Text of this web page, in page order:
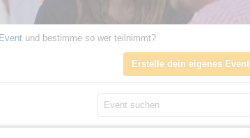
und bestimme so wer teilnimmt?
Erstelle dein eigenes Event